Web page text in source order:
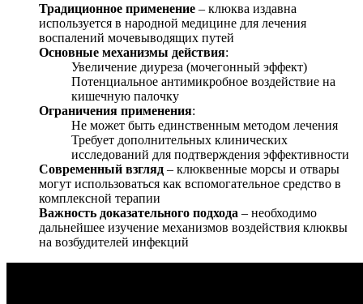
Традиционное применение – клюква издавна
используется в народной медицине для лечения
воспалений мочевыводящих путей
Основные механизмы действия:
Увеличение диуреза (мочегонный эффект)
Потенциальное антимикробное воздействие на
кишечную палочку
Ограничения применения:
Не может быть единственным методом лечения
Требует дополнительных клинических
исследований для подтверждения эффективности
Современный взгляд – клюквенные морсы и отвары
могут использоваться как вспомогательное средство в
комплексной терапии
Важность доказательного подхода – необходимо
дальнейшее изучение механизмов воздействия клюквы
на возбудителей инфекций